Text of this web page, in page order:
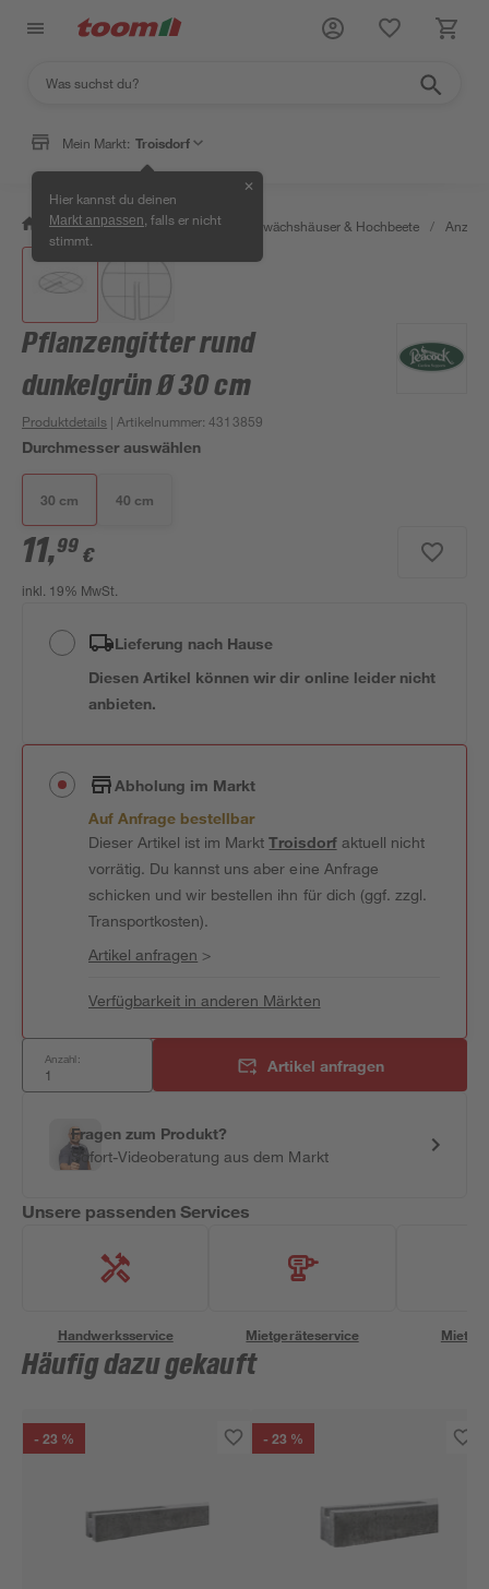
Mein Markt: Troisdorf
Hier kannst du deinen
Markt anpassen , falls er nicht
stimmt.
✕
/ Garten & Freizeit / Anzucht, Gewächshäuser & Hochbeete /
Pflanzengitter rund
dunkelgrün Ø 30 cm
Produktdetails | Artikelnummer:4313859
Durchmesser auswählen
30 cm 40 cm
11,99 €
inkl. 19% MwSt.
Lieferung nach Hause
Diesen Artikel können wir dir online leider nicht
anbieten.
Abholung im Markt
Auf Anfrage bestellbar
Dieser Artikel ist im MarktTroisdorfaktuell nicht
vorrätig. Du kannst uns aber eine Anfrage
schicken und wir bestellen ihn für dich (ggf. zzgl.
Transportkosten).
Artikel anfragen >
Verfügbarkeit in anderen Märkten
Anzahl: Artikel anfragen
Fragen zum Produkt?
Sofort-Videoberatung aus dem Markt
Unsere passenden Services
Handwerksservice Mietgeräteservice
Häufig dazu gekauft
- 23 % - 23 %